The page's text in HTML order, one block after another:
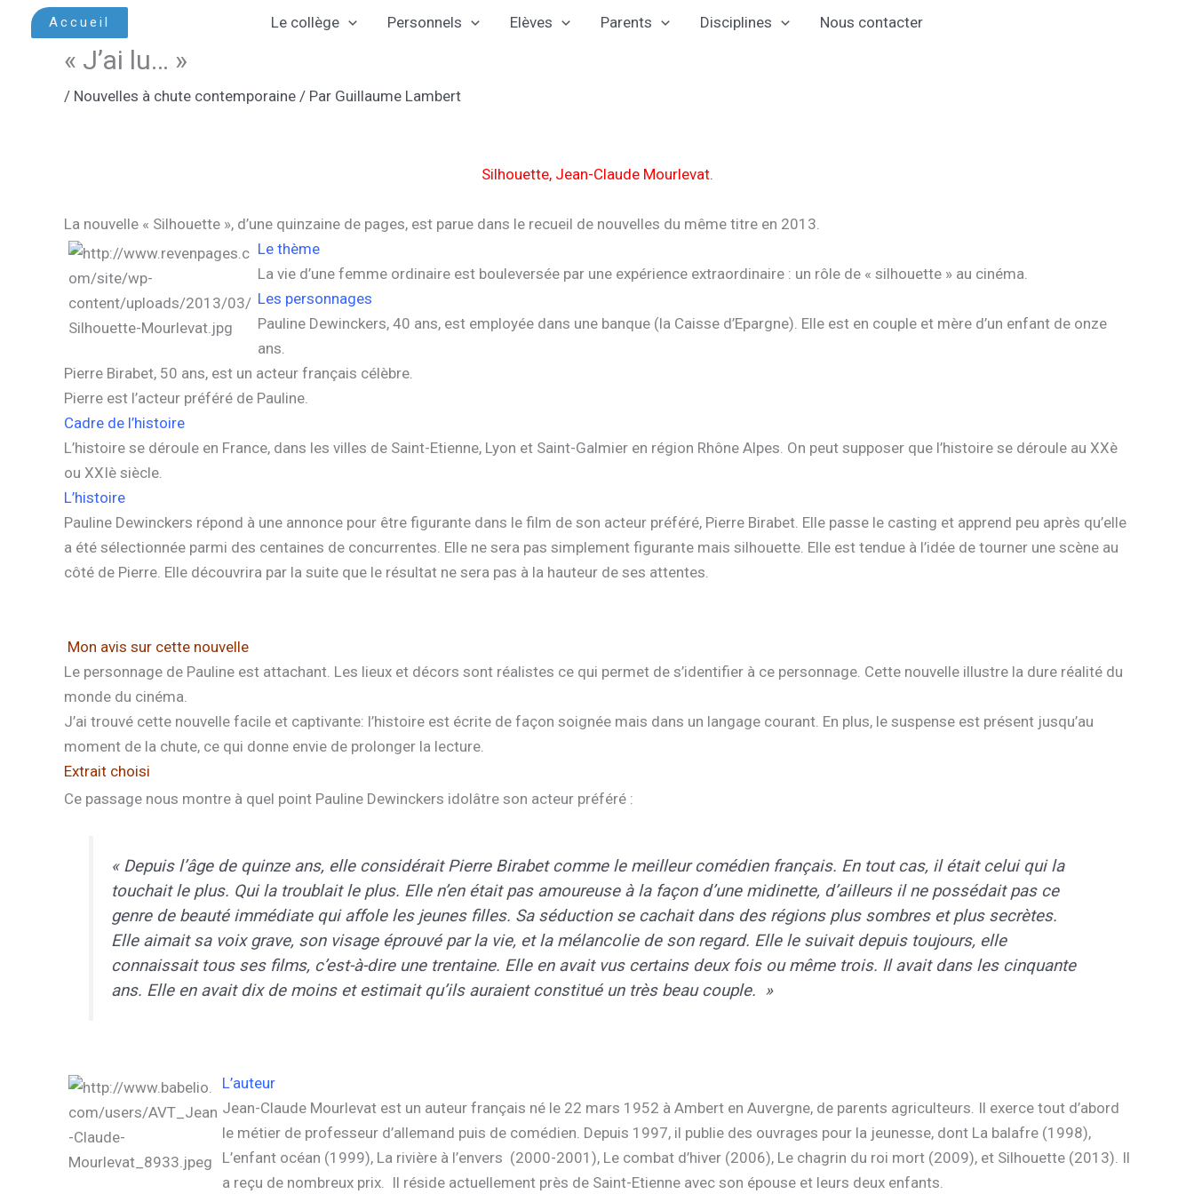
Accueil Le collège Personnels Elèves Parents Disciplines Nous contacter
« J’ai lu… »
/ Nouvelles à chute contemporaine / Par Guillaume Lambert
Silhouette, Jean-Claude Mourlevat.
La nouvelle « Silhouette », d’une quinzaine de pages, est parue dans le recueil de nouvelles du même titre en 2013.
Le thème
La vie d’une femme ordinaire est bouleversée par une expérience extraordinaire : un rôle de « silhouette » au cinéma.
Les personnages
Pauline Dewinckers, 40 ans, est employée dans une banque (la Caisse d’Epargne). Elle est en couple et mère d’un enfant de onze
ans.
Pierre Birabet, 50 ans, est un acteur français célèbre.
Pierre est l’acteur préféré de Pauline.
Cadre de l’histoire
L’histoire se déroule en France, dans les villes de Saint-Etienne, Lyon et Saint-Galmier en région Rhône Alpes. On peut supposer que l’histoire se déroule au XXè
ou XXIè siècle.
L’histoire
Pauline Dewinckers répond à une annonce pour être figurante dans le film de son acteur préféré, Pierre Birabet. Elle passe le casting et apprend peu après qu’elle
a été sélectionnée parmi des centaines de concurrentes. Elle ne sera pas simplement figurante mais silhouette. Elle est tendue à l’idée de tourner une scène au
côté de Pierre. Elle découvrira par la suite que le résultat ne sera pas à la hauteur de ses attentes.
Mon avis sur cette nouvelle
Le personnage de Pauline est attachant. Les lieux et décors sont réalistes ce qui permet de s’identifier à ce personnage. Cette nouvelle illustre la dure réalité du
monde du cinéma.
J’ai trouvé cette nouvelle facile et captivante: l’histoire est écrite de façon soignée mais dans un langage courant. En plus, le suspense est présent jusqu’au
moment de la chute, ce qui donne envie de prolonger la lecture.
Extrait choisi
Ce passage nous montre à quel point Pauline Dewinckers idolâtre son acteur préféré :
« Depuis l’âge de quinze ans, elle considérait Pierre Birabet comme le meilleur comédien français. En tout cas, il était celui qui la
touchait le plus. Qui la troublait le plus. Elle n’en était pas amoureuse à la façon d’une midinette, d’ailleurs il ne possédait pas ce
genre de beauté immédiate qui affole les jeunes filles. Sa séduction se cachait dans des régions plus sombres et plus secrètes.
Elle aimait sa voix grave, son visage éprouvé par la vie, et la mélancolie de son regard. Elle le suivait depuis toujours, elle
connaissait tous ses films, c’est-à-dire une trentaine. Elle en avait vus certains deux fois ou même trois. Il avait dans les cinquante
ans. Elle en avait dix de moins et estimait qu’ils auraient constitué un très beau couple. »
L’auteur
Jean-Claude Mourlevat est un auteur français né le 22 mars 1952 à Ambert en Auvergne, de parents agriculteurs. Il exerce tout d’abord
le métier de professeur d’allemand puis de comédien. Depuis 1997, il publie des ouvrages pour la jeunesse, dont La balafre (1998),
L’enfant océan (1999), La rivière à l’envers (2000-2001), Le combat d’hiver (2006), Le chagrin du roi mort (2009), et Silhouette (2013). Il
a reçu de nombreux prix. Il réside actuellement près de Saint-Etienne avec son épouse et leurs deux enfants.